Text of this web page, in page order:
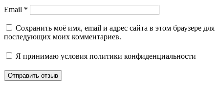
Email *
Сохранить моё имя, email и адрес сайта в этом браузере для
последующих моих комментариев.
Я принимаю условия политики конфиденциальности